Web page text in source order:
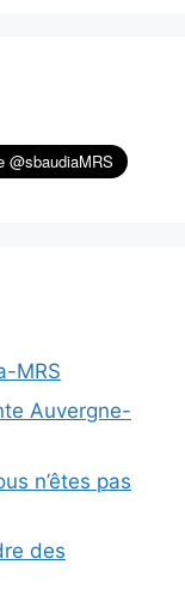
MRS
Auvergne-
n’êtes pas
des